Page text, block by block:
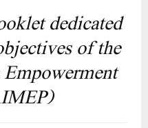
booklet,
the objectives and
the All India Mahila
(AIMEP), marks a
political landscape.